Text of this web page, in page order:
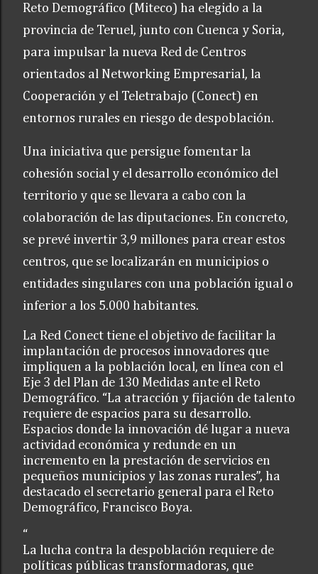
Reto Demográfico (Miteco) ha elegido a la
provincia de Teruel, junto con Cuenca y Soria,
para impulsar la nueva Red de Centros
orientados al Networking Empresarial, la
Cooperación y el Teletrabajo (Conect) en
entornos rurales en riesgo de despoblación.
Una iniciativa que persigue fomentar la
cohesión social y el desarrollo económico del
territorio y que se llevara a cabo con la
colaboración de las diputaciones. En concreto,
se prevé invertir 3,9 millones para crear estos
centros, que se localizarán en municipios o
entidades singulares con una población igual o
inferior a los 5.000 habitantes.
La Red Conect tiene el objetivo de facilitar la
implantación de procesos innovadores que
impliquen a la población local, en línea con el
Eje 3 del Plan de 130 Medidas ante el Reto
Demográfico. “La atracción y fijación de talento
requiere de espacios para su desarrollo.
Espacios donde la innovación dé lugar a nueva
actividad económica y redunde en un
incremento en la prestación de servicios en
pequeños municipios y las zonas rurales”, ha
destacado el secretario general para el Reto
Demográfico, Francisco Boya.
“
La lucha contra la despoblación requiere de
políticas públicas transformadoras, que